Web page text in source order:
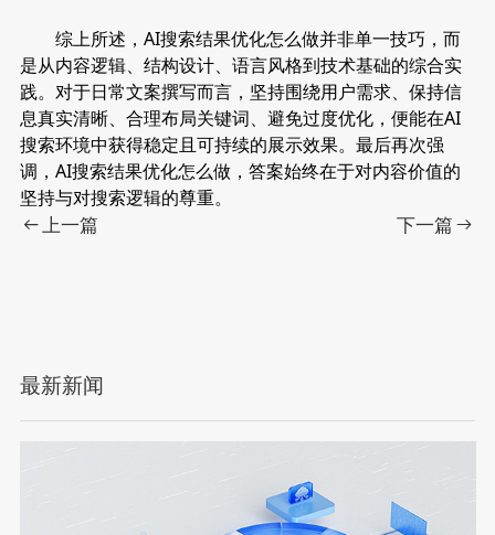
综上所述，AI搜索结果优化怎么做并非单一技巧，而
是从内容逻辑、结构设计、语言风格到技术基础的综合实
践。对于日常文案撰写而言，坚持围绕用户需求、保持信
息真实清晰、合理布局关键词、避免过度优化，便能在AI
搜索环境中获得稳定且可持续的展示效果。最后再次强
调，AI搜索结果优化怎么做，答案始终在于对内容价值的
坚持与对搜索逻辑的尊重。
上一篇 下一篇
最新新闻